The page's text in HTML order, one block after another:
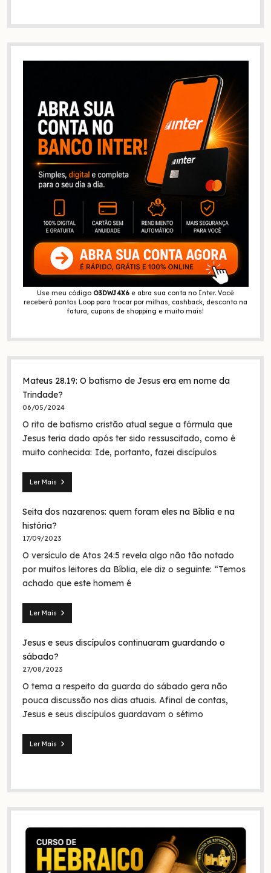
Use meu código O3DWJ4X6 e abra sua conta no Inter. Você
receberá pontos Loop para trocar por milhas, cashback, desconto na
fatura, cupons de shopping e muito mais!
Mateus 28.19: O batismo de Jesus era em nome da
Trindade?
06/05/2024
O rito de batismo cristão atual segue a fórmula que
Jesus teria dado após ter sido ressuscitado, como é
muito conhecida: Ide, portanto, fazei discípulos
Ler Mais
Mateus
O
batismo
de
era
em
nome
Seita dos nazarenos: quem foram eles na Bíblia e na
história?
17/09/2023
O versículo de Atos 24:5 revela algo não tão notado
por muitos leitores da Bíblia, ele diz o seguinte: “Temos
achado que este homem é
Ler Mais
Seita
nazarenos:
quem
foram
na
Bíblia
Jesus e seus discípulos continuaram guardando o
sábado?
27/08/2023
O tema a respeito da guarda do sábado gera não
pouca discussão nos dias atuais. Afinal de contas,
Jesus e seus discípulos guardavam o sétimo
Ler Mais
Jesus
sábado?